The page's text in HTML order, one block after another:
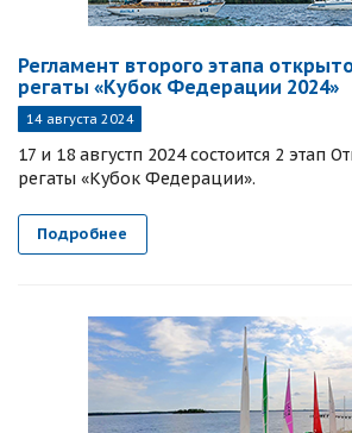
Регламент второго этапа
регаты «Кубок Федерации 2024»
14 августа 2024
17 и 18 августп 2024 состоится 2 этап
регаты «Кубок Федерации».
Подробнее